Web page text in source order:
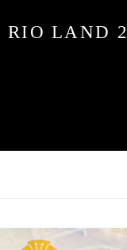
RIO LAND 2